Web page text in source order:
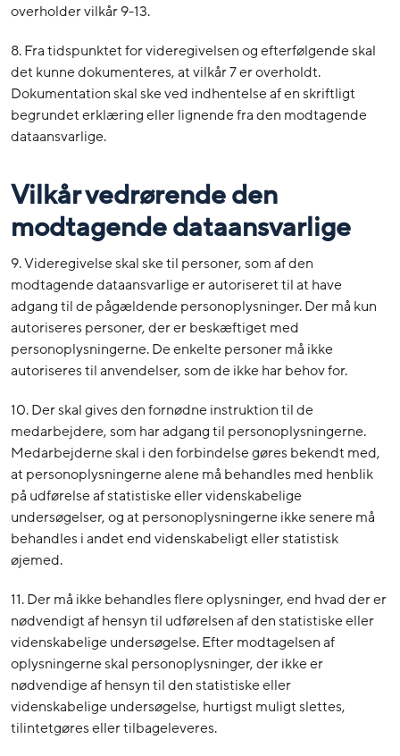
overholder vilkår 9-13.
8. Fra tidspunktet for videregivelsen og efterfølgende skal
det kunne dokumenteres, at vilkår 7 er overholdt.
Dokumentation skal ske ved indhentelse af en skriftligt
begrundet erklæring eller lignende fra den modtagende
dataansvarlige.
Vilkår vedrørende den
modtagende dataansvarlige
9. Videregivelse skal ske til personer, som af den
modtagende dataansvarlige er autoriseret til at have
adgang til de pågældende personoplysninger. Der må kun
autoriseres personer, der er beskæftiget med
personoplysningerne. De enkelte personer må ikke
autoriseres til anvendelser, som de ikke har behov for.
10. Der skal gives den fornødne instruktion til de
medarbejdere, som har adgang til personoplysningerne.
Medarbejderne skal i den forbindelse gøres bekendt med,
at personoplysningerne alene må behandles med henblik
på udførelse af statistiske eller videnskabelige
undersøgelser, og at personoplysningerne ikke senere må
behandles i andet end videnskabeligt eller statistisk
øjemed.
11. Der må ikke behandles flere oplysninger, end hvad der er
nødvendigt af hensyn til udførelsen af den statistiske eller
videnskabelige undersøgelse. Efter modtagelsen af
oplysningerne skal personoplysninger, der ikke er
nødvendige af hensyn til den statistiske eller
videnskabelige undersøgelse, hurtigst muligt slettes,
tilintetgøres eller tilbageleveres.